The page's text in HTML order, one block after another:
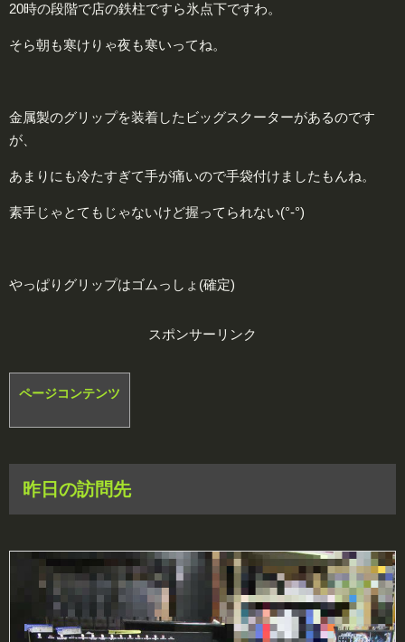
20時の段階で店の鉄柱ですら氷点下ですわ。
そら朝も寒けりゃ夜も寒いってね。
金属製のグリップを装着したビッグスクーターがあるのです
が、
あまりにも冷たすぎて手が痛いので手袋付けましたもんね。
素手じゃとてもじゃないけど握ってられない(°-°)
やっぱりグリップはゴムっしょ(確定)
スポンサーリンク
ページコンテンツ
昨日の訪問先